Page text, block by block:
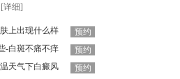
[详细]
上出现什么样
预约
-白斑不痛不痒
预约
天气下白癜风
预约